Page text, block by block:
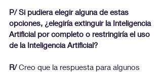
P/ Si pudiera elegir alguna de estas
opciones, ¿elegiría extinguir la Inteligencia
Artificial por completo o restringiría el uso
de la Inteligencia Artificial?
R/ Creo que la respuesta para algunos